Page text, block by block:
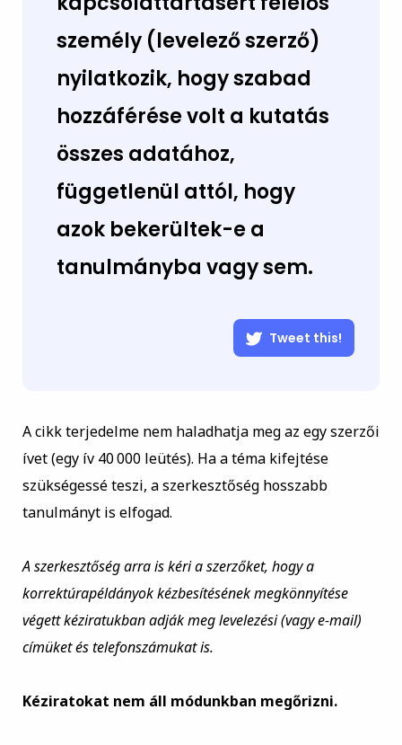
személy (levelező szerző)
nyilatkozik, hogy szabad
hozzáférése volt a kutatás
összes adatához,
függetlenül attól, hogy
azok bekerültek-e a
tanulmányba vagy sem.
Tweet this!
A cikk terjedelme nem haladhatja meg az egy szerzői
ívet (egy ív 40 000 leütés). Ha a téma kifejtése
szükségessé teszi, a szerkesztőség hosszabb
tanulmányt is elfogad.
A szerkesztőség arra is kéri a szerzőket, hogy a
korrektúrapéldányok kézbesítésének megkönnyítése
végett kéziratukban adják meg levelezési (vagy e-mail)
címüket és telefonszámukat is.
Kéziratokat nem áll módunkban megőrizni.